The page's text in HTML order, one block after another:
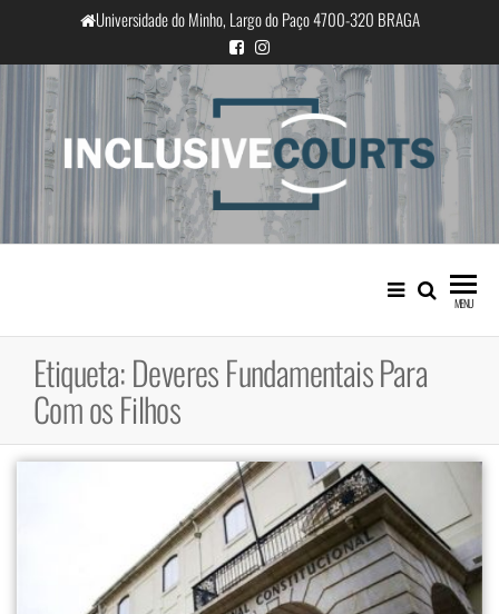
o
conteúdo
Universidade do Minho, Largo do Paço 4700-320 BRAGA
InclusiveCourts
Igualdade e diferença cultural na
prática judicial portuguesa
MENU
Etiqueta:Deveres Fundamentais Para
Com os Filhos